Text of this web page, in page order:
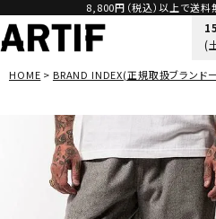
8,800円（税込）以上で送料
(
HOME BRAND INDEX(正規取扱ブランド